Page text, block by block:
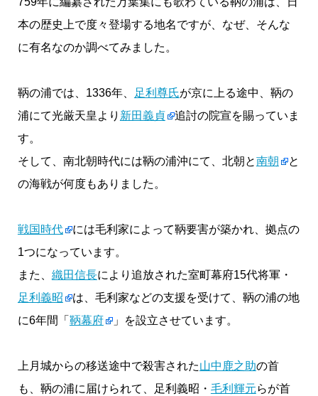
本の歴史上で度々登場する地名ですが、なぜ、そんな
に有名なのか調べてみました。
鞆の浦では、1336年、 足利尊氏が京に上る途中、鞆の
浦にて光厳天皇より 新田義貞
追討の院宣を賜っていま
す。
そして、南北朝時代には鞆の浦沖にて、北朝と南朝
と
の海戦が何度もありました。
戦国時代
には毛利家によって鞆要害が築かれ、拠点の
1つになっています。
また、 織田信長により追放された室町幕府15代将軍・
足利義昭
は、毛利家などの支援を受けて、鞆の浦の地
に6年間「 鞆幕府 」を設立させています。
上月城からの移送途中で殺害された山中鹿之助の首
も、鞆の浦に届けられて、足利義昭・ 毛利輝元らが首